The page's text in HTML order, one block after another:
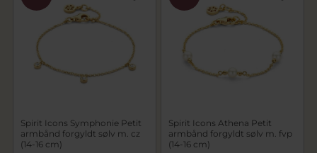
Spirit Icons Symphonie Petit
armbånd forgyldt sølv m. cz
(14-16 cm)
Spirit Icons Athena Petit
armbånd forgyldt sølv m. fvp
(14-16 cm)